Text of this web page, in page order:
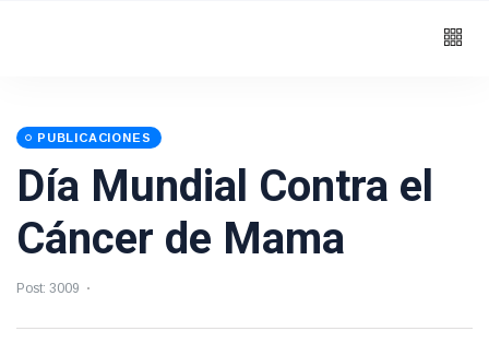
PUBLICACIONES
Día Mundial Contra el
Cáncer de Mama
Post: 3009